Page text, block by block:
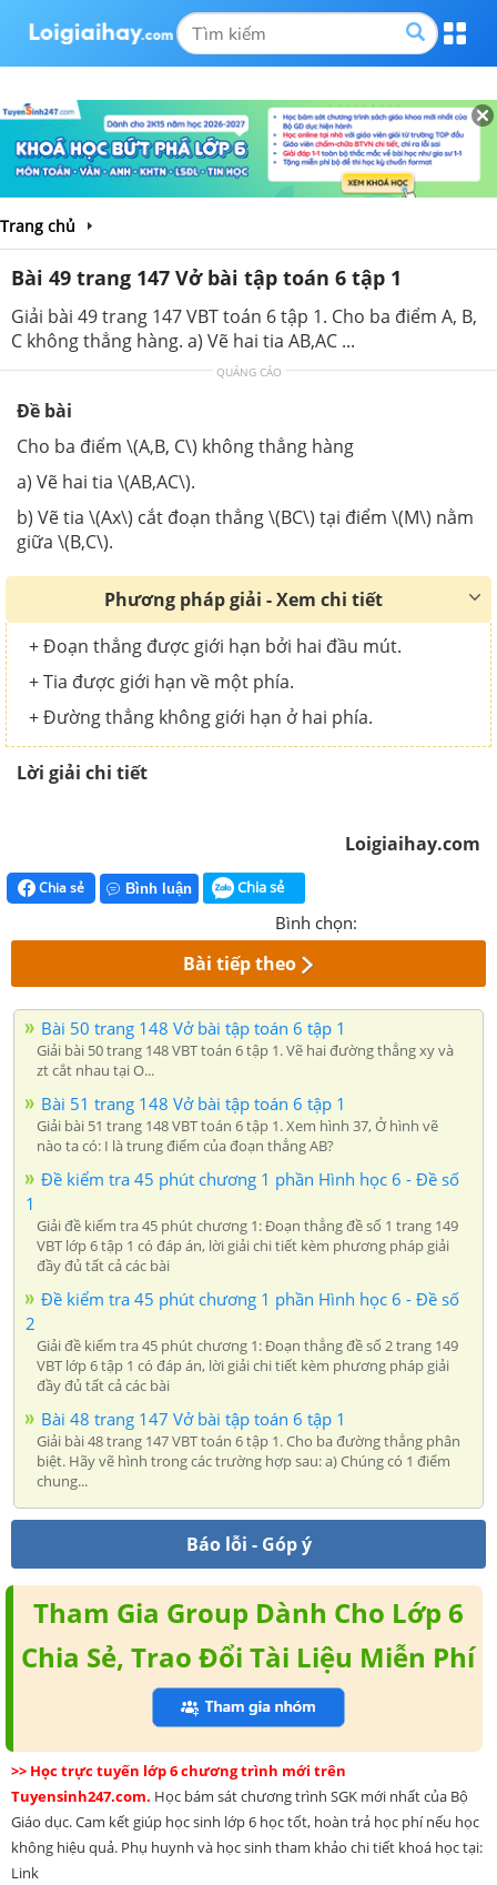
Trang chủ
Bài 49 trang 147 Vở bài tập toán 6 tập 1
Giải bài 49 trang 147 VBT toán 6 tập 1. Cho ba điểm A, B,
C không thẳng hàng. a) Vẽ hai tia AB,AC ...
QUẢNG CÁO
Đề bài
Cho ba điểm \(A,B, C\) không thẳng hàng
a) Vẽ hai tia \(AB,AC\).
b) Vẽ tia \(Ax\) cắt đoạn thẳng \(BC\) tại điểm \(M\) nằm
giữa \(B,C\).
Phương pháp giải - Xem chi tiết
+ Đoạn thẳng được giới hạn bởi hai đầu mút.
+ Tia được giới hạn về một phía.
+ Đường thẳng không giới hạn ở hai phía.
Lời giải chi tiết
Loigiaihay.com
Chia sẻ Bình luận Chia sẻ
Bình chọn:
Bài tiếp theo
Bài 50 trang 148 Vở bài tập toán 6 tập 1
Giải bài 50 trang 148 VBT toán 6 tập 1. Vẽ hai đường thẳng xy và
zt cắt nhau tại O...
Bài 51 trang 148 Vở bài tập toán 6 tập 1
Giải bài 51 trang 148 VBT toán 6 tập 1. Xem hình 37, Ở hình vẽ
nào ta có: I là trung điểm của đoạn thẳng AB?
Đề kiểm tra 45 phút chương 1 phần Hình học 6 - Đề số
1
Giải đề kiểm tra 45 phút chương 1: Đoạn thẳng đề số 1 trang 149
VBT lớp 6 tập 1 có đáp án, lời giải chi tiết kèm phương pháp giải
đầy đủ tất cả các bài
Đề kiểm tra 45 phút chương 1 phần Hình học 6 - Đề số
2
Giải đề kiểm tra 45 phút chương 1: Đoạn thẳng đề số 2 trang 149
VBT lớp 6 tập 1 có đáp án, lời giải chi tiết kèm phương pháp giải
đầy đủ tất cả các bài
Bài 48 trang 147 Vở bài tập toán 6 tập 1
Giải bài 48 trang 147 VBT toán 6 tập 1. Cho ba đường thẳng phân
biệt. Hãy vẽ hình trong các trường hợp sau: a) Chúng có 1 điểm
chung...
Báo lỗi - Góp ý
Tham Gia Group Dành Cho Lớp 6
Chia Sẻ, Trao Đổi Tài Liệu Miễn Phí
>> Học trực tuyến lớp 6 chương trình mới trên
Tuyensinh247.com. Học bám sát chương trình SGK mới nhất của Bộ
Giáo dục. Cam kết giúp học sinh lớp 6 học tốt, hoàn trả học phí nếu học
không hiệu quả. Phụ huynh và học sinh tham khảo chi tiết khoá học tại:
Link